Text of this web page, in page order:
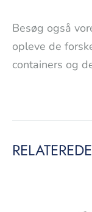
Besøg også
opleve de
containers og